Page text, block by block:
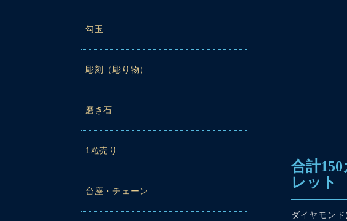
勾玉
彫刻（彫り物）
磨き石
1粒売り
台座・チェーン
合計
レット
ダイヤモン